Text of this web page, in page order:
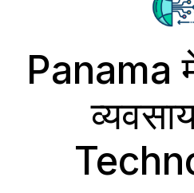
Panama